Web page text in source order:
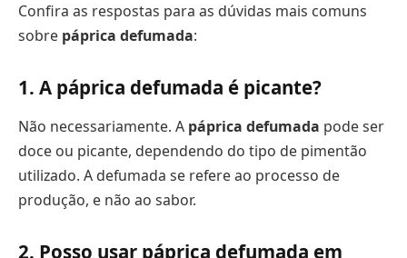
Confira as respostas para as dúvidas mais comuns
sobre páprica defumada:
1. A páprica defumada é picante?
Não necessariamente. A páprica defumada pode ser
doce ou picante, dependendo do tipo de pimentão
utilizado. A defumada se refere ao processo de
produção, e não ao sabor.
2. Posso usar páprica defumada em